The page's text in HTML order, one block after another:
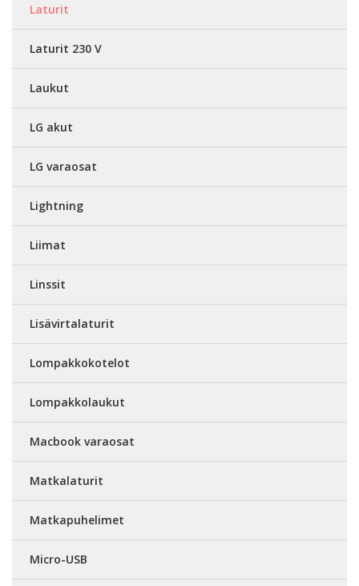
Laturit
Laturit 230 V
Laukut
LG akut
LG varaosat
Lightning
Liimat
Linssit
Lisävirtalaturit
Lompakkokotelot
Lompakkolaukut
Macbook varaosat
Matkalaturit
Matkapuhelimet
Micro-USB